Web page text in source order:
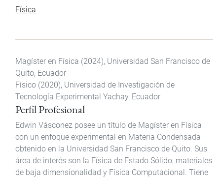
Física
Magíster en Física (2024), Universidad San Francisco de
Quito, Ecuador
Físico (2020), Universidad de Investigación de
Tecnología Experimental Yachay, Ecuador
Perfil Profesional
Edwin Vásconez posee un título de Magíster en Física
con un enfoque experimental en Materia Condensada
obtenido en la Universidad San Francisco de Quito. Sus
área de interés son la Física de Estado Sólido, materiales
de baja dimensionalidad y Física Computacional. Tiene